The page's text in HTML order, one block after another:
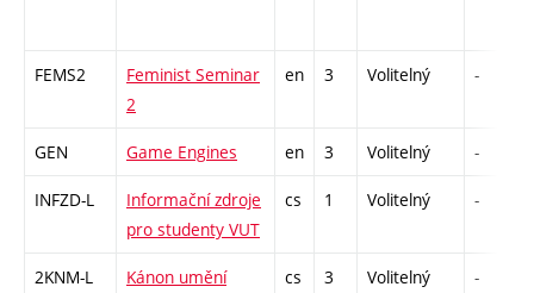
FEMS2
Feminist Seminar
2
en 3 Volitelný -
GEN Game Engines en 3 Volitelný -
INFZD-L
Informační zdroje
pro studenty VUT
cs 1 Volitelný -
2KNM-L
Kánon umění
cs 3 Volitelný -